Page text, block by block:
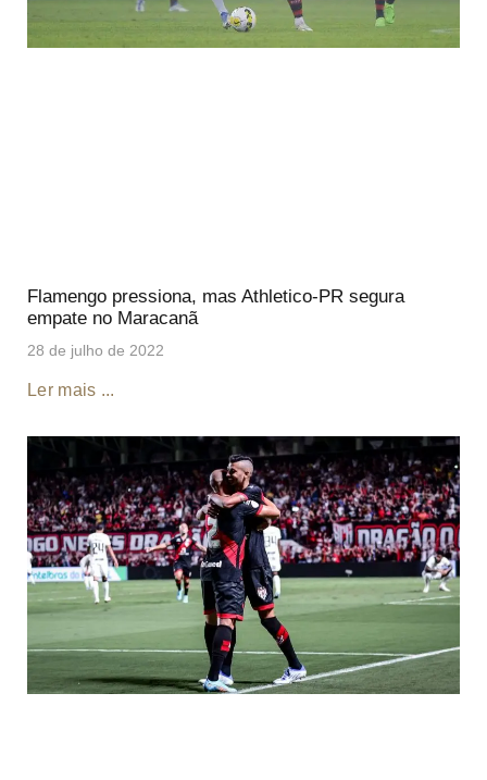
Flamengo pressiona, mas Athletico-PR segura
empate no Maracanã
28 de julho de 2022
Ler mais ...